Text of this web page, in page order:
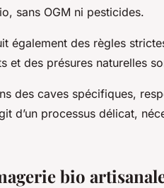
sans OGM ni pesticides.
également des règles
et des présures naturelles
des caves spécifiques,
d’un processus délicat,
bio